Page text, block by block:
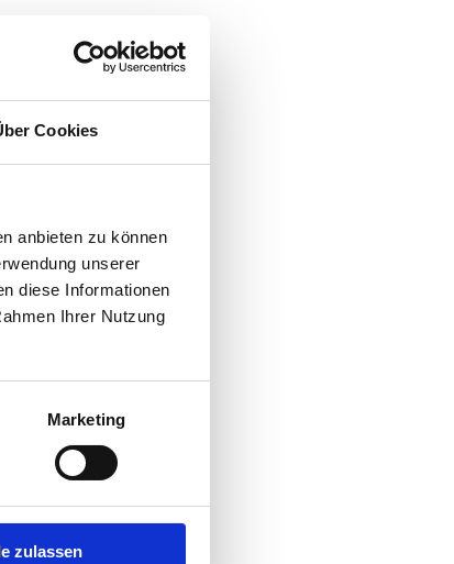
Cookies
anbieten zu können
unserer
diese Informationen
Ihrer Nutzung
Marketing
zulassen